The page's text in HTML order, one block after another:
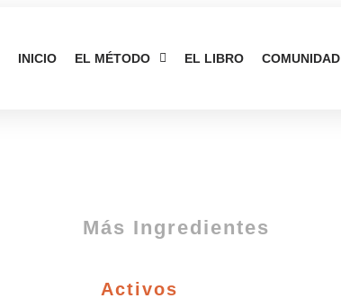
INICIO EL MÉTODO EL LIBRO COMUNIDAD
Más Ingredientes
Activos